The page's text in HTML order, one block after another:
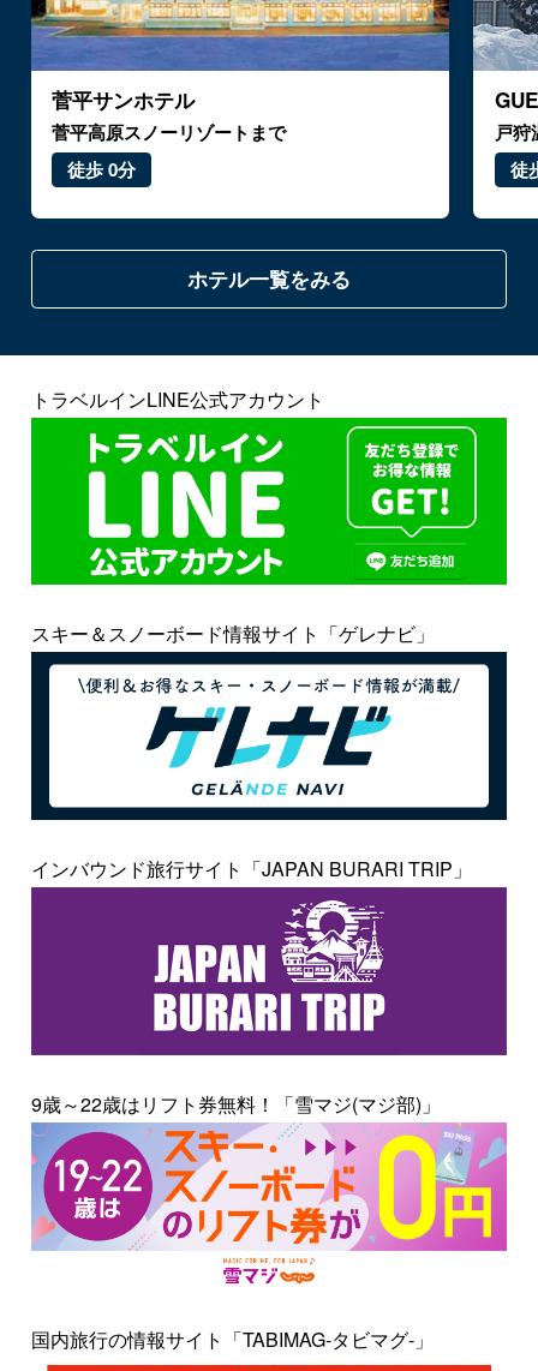
菅平サンホテル
菅平高原スノーリゾートまで
徒歩 0分
戸狩
徒
ホテル一覧をみる
トラベルインLINE公式アカウント
スキー＆スノーボード情報サイト「ゲレナビ」
インバウンド旅行サイト「JAPAN BURARI TRIP」
9歳～22歳はリフト券無料！「雪マジ(マジ部)」
国内旅行の情報サイト「TABIMAG-タビマグ-」